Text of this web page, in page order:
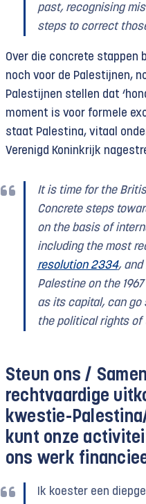
past, recognising
steps to correct
Over die concrete stappen
noch voor de Palestijnen,
Palestijnen stellen dat
moment is voor formele
staat Palestina, vitaal
Verenigd Koninkrijk
It is time for the
Concrete steps
on the basis of
including the most
resolution 2334, and
Palestine on the
as its capital, can
the political rights of
Steun ons /
rechtvaardige
kwestie-
kunt onze
ons werk
Ik koester een